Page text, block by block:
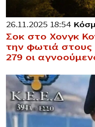
26.11.2025 18:54
Σοκ στο Χονγκ
την φωτιά στους
279 οι